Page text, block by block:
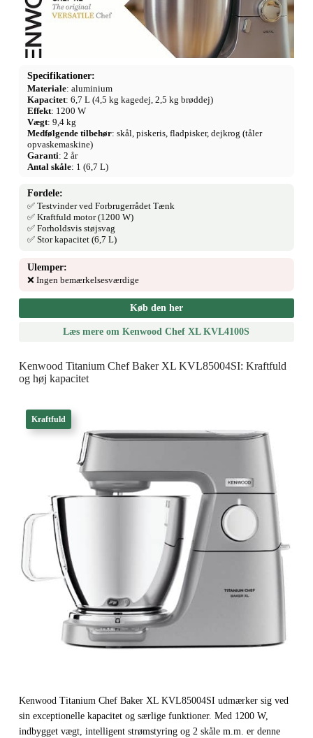
Specifikationer:
Materiale: aluminium
Kapacitet: 6,7 L (4,5 kg kagedej, 2,5 kg brøddej)
Effekt: 1200 W
Vægt: 9,4 kg
Medfølgende tilbehør: skål, piskeris, fladpisker, dejkrog (tåler
opvaskemaskine)
Garanti: 2 år
Antal skåle: 1 (6,7 L)
Fordele:
✅ Testvinder ved Forbrugerrådet Tænk
✅ Kraftfuld motor (1200 W)
✅ Forholdsvis støjsvag
✅ Stor kapacitet (6,7 L)
Ulemper:
❌ Ingen bemærkelsesværdige
Køb den her
Læs mere om Kenwood Chef XL KVL4100S
Kenwood Titanium Chef Baker XL KVL85004SI: Kraftfuld
og høj kapacitet
Kraftfuld
Kenwood Titanium Chef Baker XL KVL85004SI udmærker sig ved
sin exceptionelle kapacitet og særlige funktioner. Med 1200 W,
indbygget vægt, intelligent strømstyring og 2 skåle m.m. er denne